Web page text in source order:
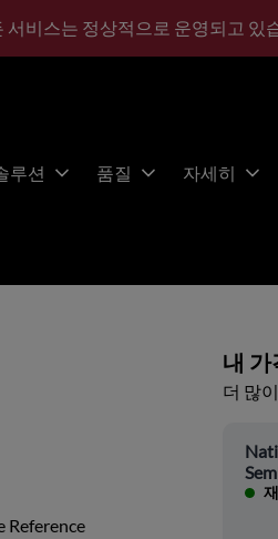
비스는 정상적으로 운영되고 있
루션 품질 자세히
Reference
내 가
더 많